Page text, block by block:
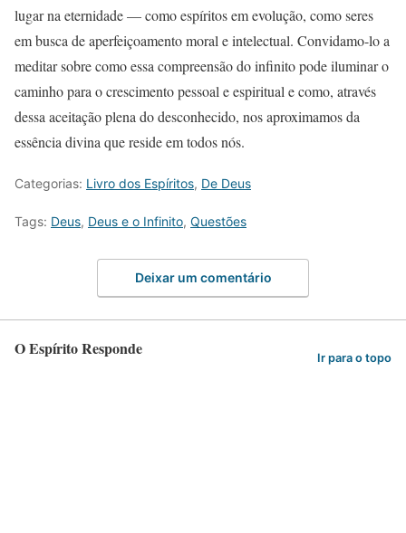
lugar na eternidade — como espíritos em evolução, como seres
em busca de aperfeiçoamento moral e intelectual. Convidamo-lo a
meditar sobre como essa compreensão do infinito pode iluminar o
caminho para o crescimento pessoal e espiritual e como, através
dessa aceitação plena do desconhecido, nos aproximamos da
essência divina que reside em todos nós.
Categorias: Livro dos Espíritos, De Deus
Tags: Deus, Deus e o Infinito, Questões
Deixar um comentário
O Espírito Responde Ir para o topo